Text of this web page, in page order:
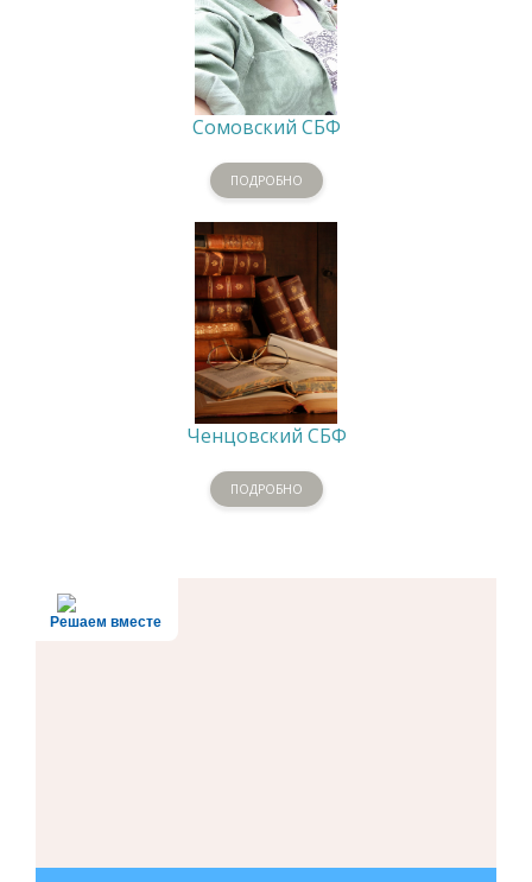
Сомовский СБФ
ПОДРОБНО
Ченцовский СБФ
ПОДРОБНО
Решаем вместе